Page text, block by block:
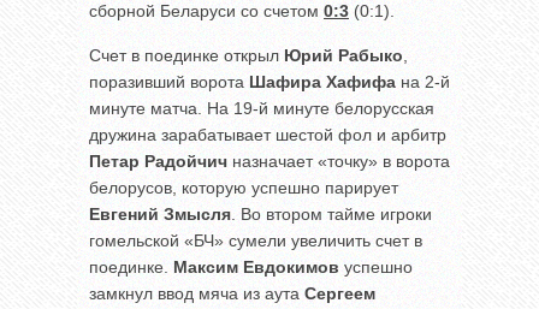
сборной Беларуси со счетом 0:3 (0:1).
Счет в поединке открыл Юрий Рабыко
поразивший ворота Шафира Хафифа на 2-й
минуте матча. На 19-й минуте белорусская
дружина зарабатывает шестой фол и арбитр
Петар Радойчич назначает «точку» в ворота
белорусов, которую успешно парирует
Евгений Змысля . Во втором тайме игроки
гомельской «БЧ» сумели увеличить счет в
поединке. Максим Евдокимов успешно
замкнул ввод мяча из аута Сергеем